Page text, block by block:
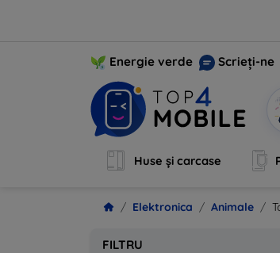
Energie verde Scrieți-ne
Huse și carcase
Elektronica Animale
FILTRU